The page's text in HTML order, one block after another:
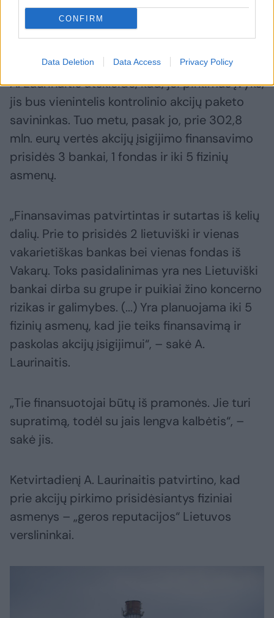
CONFIRM
Data Deletion Data Access Privacy Policy
Finansavimą akcijų pirkimui teiks 4
finansų bendrovės, iki 5 fizinių asmenų
A. Laurinaitis atskleidė, kad, jei pirkimas įvyks,
jis bus vienintelis kontrolinio akcijų paketo
savininkas. Tuo metu, pasak jo, prie 302,8
mln. eurų vertės akcijų įsigijimo finansavimo
prisidės 3 bankai, 1 fondas ir iki 5 fizinių
asmenų.
„Finansavimas patvirtintas ir sutartas iš kelių
dalių. Prie to prisidės 2 lietuviški ir vienas
vakarietiškas bankas bei vienas fondas iš
Vakarų. Toks pasidalinimas yra nes Lietuviški
bankai dirba su grupe ir puikiai žino koncerno
rizikas ir galimybes. (...) Yra planuojama iki 5
fizinių asmenų, kad jie teiks finansavimą ir
paskolas akcijų įsigijimui“, – sakė A.
Laurinaitis.
„Tie finansuotojai būtų iš pramonės. Jie turi
supratimą, todėl su jais lengva kalbėtis“, –
sakė jis.
Ketvirtadienį A. Laurinaitis patvirtino, kad
prie akcijų pirkimo prisidėsiantys fiziniai
asmenys – „geros reputacijos“ Lietuvos
verslininkai.